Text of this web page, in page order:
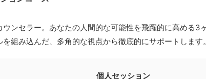
ウンセラー。あなたの人間的な可能性を飛躍的に高める3
組み込んだ、多角的な視点から徹底的にサポートします。
個人セッション